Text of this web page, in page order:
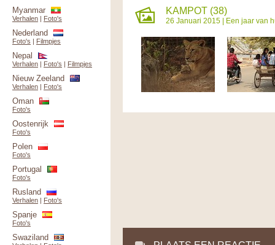
KAMPOT (38)
26 Januari 2015 | Een jaar van
Myanmar
Verhalen | Foto's
Nederland
Foto's | Filmpjes
Nepal
Verhalen | Foto's | Filmpjes
Nieuw Zeeland
Verhalen | Foto's
Oman
Foto's
Oostenrijk
Foto's
Polen
Foto's
Portugal
Foto's
Rusland
Verhalen | Foto's
Spanje
Foto's
Swaziland